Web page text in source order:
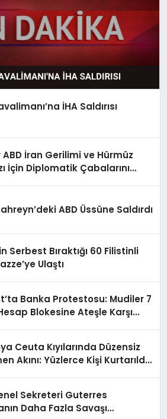
İHA Saldırısı
İran Gerilimi ve Hürmüz
İçin Diplomatik Çabalarını
ABD Üssüne Saldırdı
Serbest Bıraktığı 60 Filistinli
Ulaştı
Banka Protestosu: Mudiler 7
Hesap Blokesine Ateşle Karşı
Ceuta Kıyılarında Düzensiz
Akını: Yüzlerce Kişi Kurtarıldı,
Sekreteri Guterres
Daha Fazla Savaşı